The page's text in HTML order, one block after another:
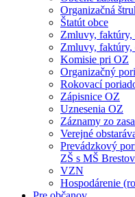
Organizačná
Štatút obce
Zmluvy, faktúry,
Zmluvy, faktúry,
Komisie pri OZ
Organizačný
Rokovací
Zápisnice OZ
Uznesenia OZ
Záznamy zo
Verejné
Prevádzkový
ZŠ s MŠ
VZN
Hospodárenie